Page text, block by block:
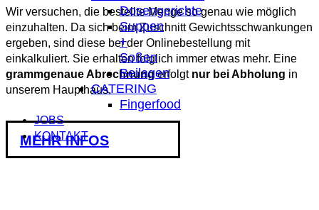
Dosengerichte
Suppen
+
Soßen
Beilagen
CATERING
Fingerfood
JOBS
KONTAKT
Wir versuchen, die bestellte Menge so genau wie möglich
einzuhalten. Da sich beim Zuschnitt Gewichtsschwankungen
ergeben, sind diese bei der Onlinebestellung mit
einkalkuliert. Sie erhalten folglich immer etwas mehr. Eine
grammgenaue Abrechnungerfolgt nur bei Abholung in
unserem Haupthaus.
MEHR INFOS